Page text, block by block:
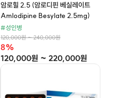
암로힐 2.5 (암로디핀 베실레이트
Amlodipine Besylate 2.5mg)
#성인병
120,000원 ~ 240,000원
8%
120,000원 ~ 220,000원